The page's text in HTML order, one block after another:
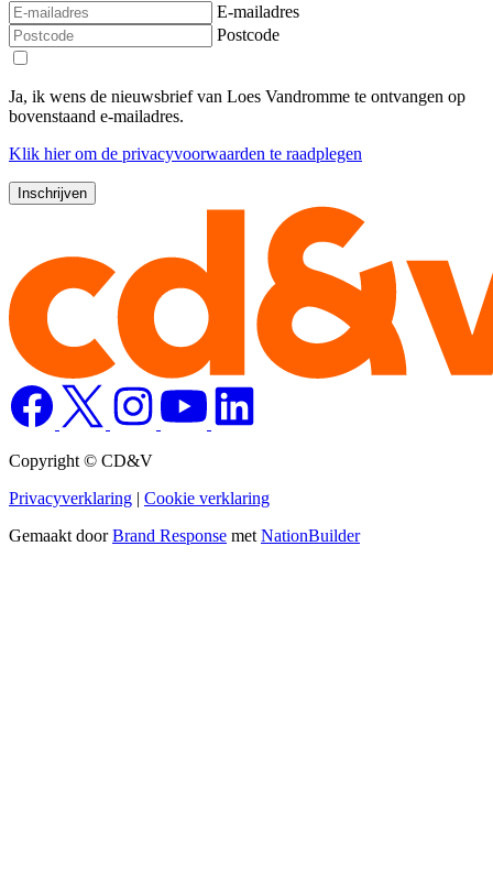
E-mailadres
Postcode
Ja, ik wens de nieuwsbrief van Loes Vandromme te ontvangen op
bovenstaand e-mailadres.
Klik hierom de privacyvoorwaarden te raadplegen
Copyright © CD&V
Privacyverklaring | Cookie verklaring
Gemaakt doorBrand Response met NationBuilder